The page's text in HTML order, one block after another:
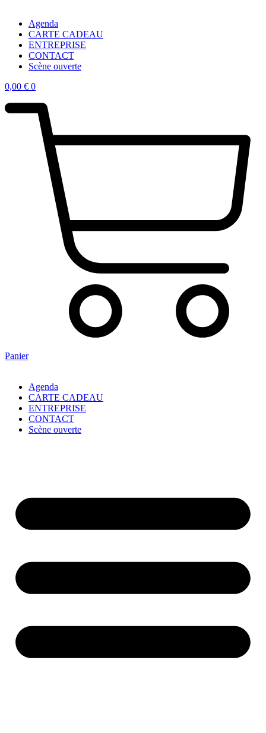
Agenda
CARTE CADEAU
ENTREPRISE
CONTACT
Scène ouverte
0,00 € 0
Panier
Agenda
CARTE CADEAU
ENTREPRISE
CONTACT
Scène ouverte